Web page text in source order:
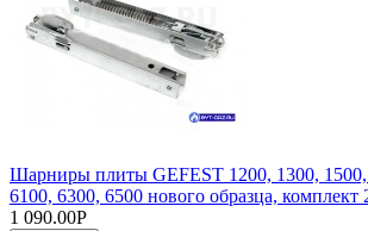
Шарниры плиты GEFEST 1200, 1300, 1500,
6100, 6300, 6500 нового образца, комплект
1 090.00Р